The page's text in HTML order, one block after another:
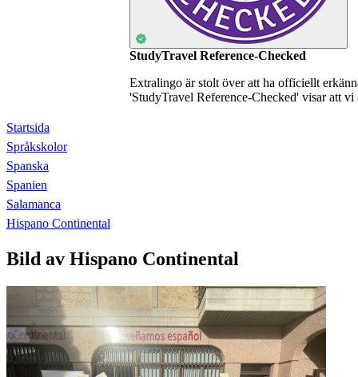
StudyTravel Reference-Checked
Extralingo är stolt över att ha officiellt
'StudyTravel Reference-Checked' visar att
Startsida
Språkskolor
Spanska
Spanien
Salamanca
Hispano Continental
Bild av Hispano Continental